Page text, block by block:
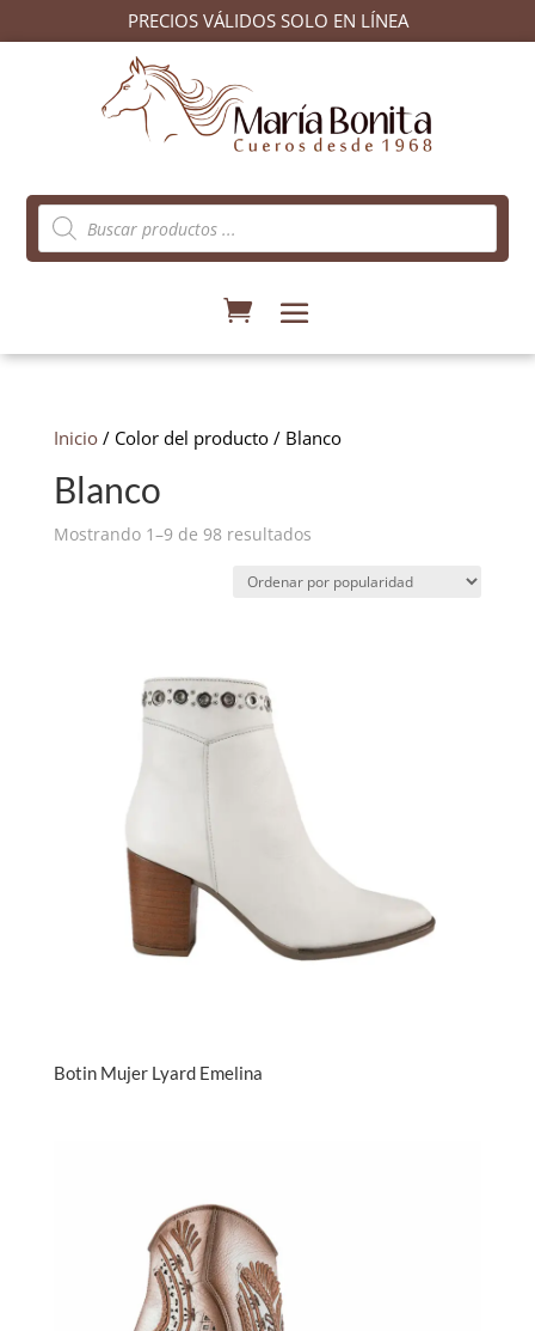
PRECIOS VÁLIDOS SOLO EN LÍNEA
Búsqueda
de
productos
Inicio/ Color del producto / Blanco
Blanco
Mostrando 1–9 de 98 resultadosOrdenado
popularidad
Botin Mujer Lyard Emelina